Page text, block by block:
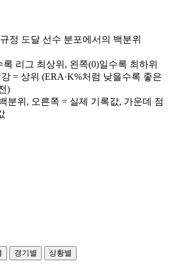
정 도달 선수 분포에서의 백분위
록 리그 최상위, 왼쪽(0)일수록 최하위
= 상위 (ERA·K%처럼 낮을수록 좋은
)
분위, 오른쪽 = 실제 기록값, 가운데 점
경기별 상황별